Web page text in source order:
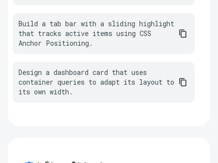
Build a tab bar with a sliding highlight
that tracks active items using CSS
Anchor Positioning.
Design a dashboard card that uses
container queries to adapt its layout to
its own width.